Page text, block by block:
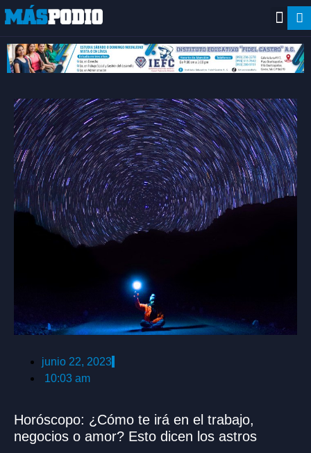
junio 22, 2023
10:03 am
Horóscopo: ¿Cómo te irá en el trabajo,
negocios o amor? Esto dicen los astros